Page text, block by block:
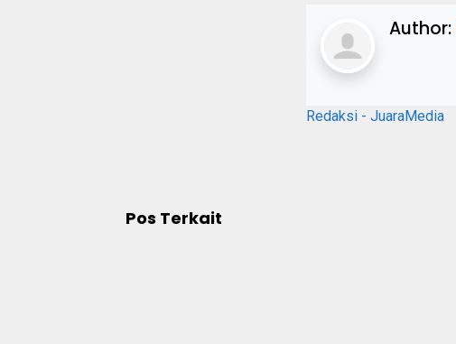
Author:
Redaksi - JuaraMedia
Pos Terkait